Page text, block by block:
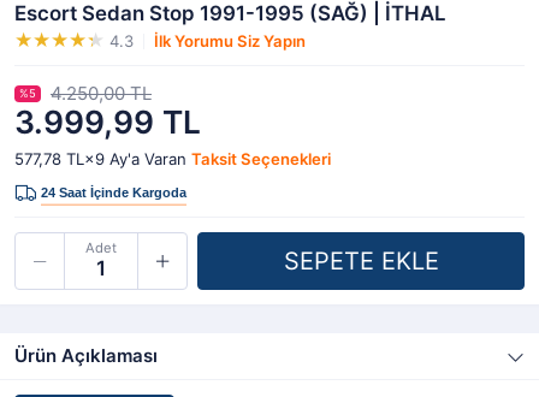
Escort Sedan Stop 1991-1995 (SAĞ) | İTHAL
4.3 İlk Yorumu Siz Yapın
3.999,99 TL
%5 4.250,00 TL
577,78 TL×9 Ay'a Varan Taksit Seçenekleri
Adet
Ürün Açıklaması